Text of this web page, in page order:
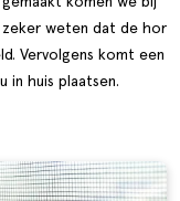
weten dat de hor
Vervolgens komt een
in huis plaatsen.